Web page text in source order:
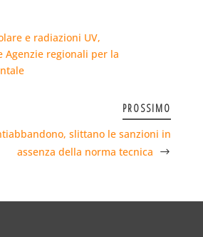
e radiazioni UV,
Agenzie regionali per la
PROSSIMO
slittano le sanzioni in
assenza della norma tecnica